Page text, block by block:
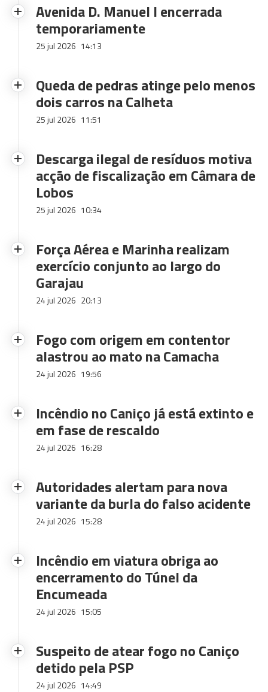
Avenida D. Manuel I encerrada
temporariamente
25 jul 2026 14:13
Queda de pedras atinge pelo menos
dois carros na Calheta
25 jul 2026 11:51
Descarga ilegal de resíduos motiva
acção de fiscalização em Câmara de
Lobos
25 jul 2026 10:34
Força Aérea e Marinha realizam
exercício conjunto ao largo do
Garajau
24 jul 2026 20:13
Fogo com origem em contentor
alastrou ao mato na Camacha
24 jul 2026 19:56
Incêndio no Caniço já está extinto e
em fase de rescaldo
24 jul 2026 16:28
Autoridades alertam para nova
variante da burla do falso acidente
24 jul 2026 15:28
Incêndio em viatura obriga ao
encerramento do Túnel da
Encumeada
24 jul 2026 15:05
Suspeito de atear fogo no Caniço
detido pela PSP
24 jul 2026 14:49